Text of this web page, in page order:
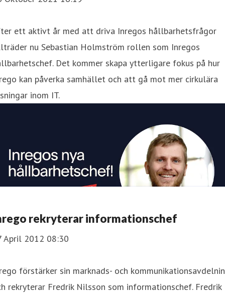
ett aktivt år med att driva Inregos hållbarhetsfrågor
nu Sebastian Holmström rollen som Inregos
Det kommer skapa ytterligare fokus på hur
kan påverka samhället och att gå mot mer cirkulära
inom IT.
rekryterar informationschef
April 2012 08:30
förstärker sin marknads- och
rekryterar Fredrik Nilsson som informationschef. Fredrik